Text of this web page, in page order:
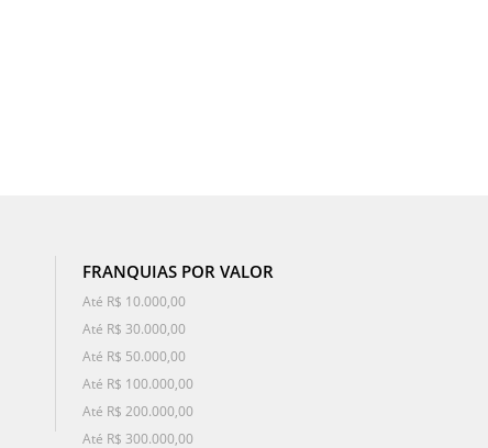
FRANQUIAS POR VALOR
Até R$ 10.000,00
Até R$ 30.000,00
Até R$ 50.000,00
Até R$ 100.000,00
Até R$ 200.000,00
Até R$ 300.000,00